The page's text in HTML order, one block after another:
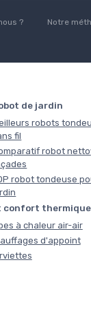
?
Notre
de jardin
robots
fil
robot
robot tondeuse
confort thermique
à chaleur air-air
d'appoint